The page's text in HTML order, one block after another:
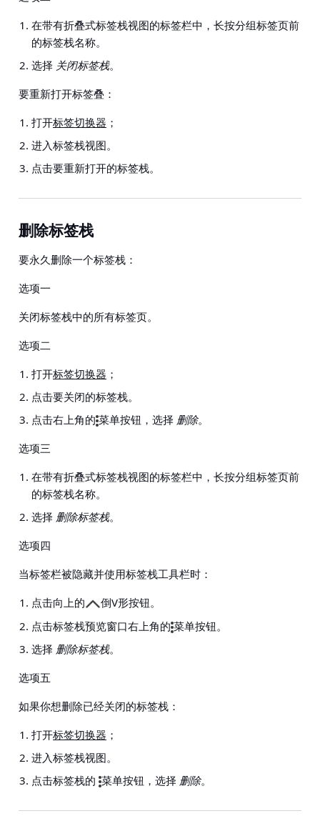
在带有折叠式标签栈视图的标签栏中，长按分组标签页前
的标签栈名称。
选择 关闭标签栈。
要重新打开标签叠：
打开标签切换器 ；
进入标签栈视图。
点击要重新打开的标签栈。
删除标签栈
要永久删除一个标签栈：
选项一
关闭标签栈中的所有标签页。
选项二
打开标签切换器 ；
点击要关闭的标签栈。
点击右上角的 菜单按钮，选择 删除。
选项三
在带有折叠式标签栈视图的标签栏中，长按分组标签页前
的标签栈名称。
选择 删除标签栈。
选项四
当标签栏被隐藏并使用标签栈工具栏时：
点击向上的
倒V形按钮。
点击标签栈预览窗口右上角的 菜单按钮。
选择 删除标签栈。
选项五
如果你想删除已经关闭的标签栈：
打开标签切换器 ；
进入标签栈视图。
点击标签栈的 菜单按钮，选择 删除。